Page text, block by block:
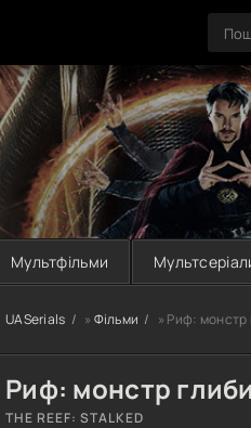
Мультфільми
UASerials » Фільми » Риф: монстр
Риф: монстр
THE REEF: STALKED